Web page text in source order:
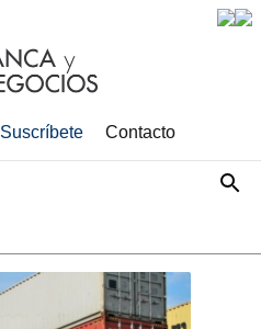
Suscríbete Contacto